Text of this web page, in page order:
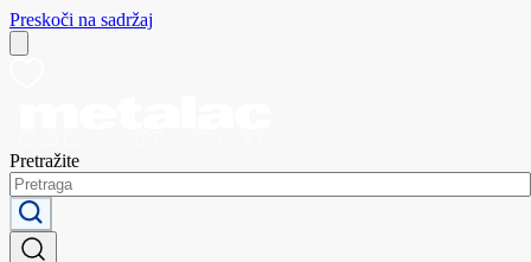
Preskoči na sadržaj
Pretražite